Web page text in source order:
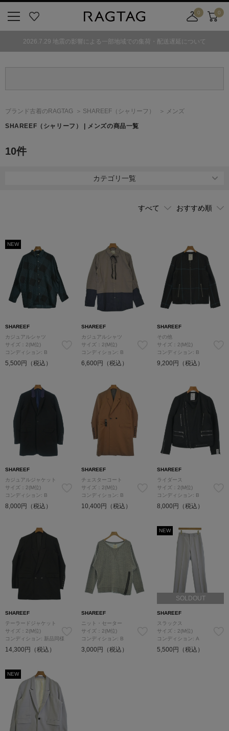
気
0
舗
カ
0
2026.7.29 地震の影響による一部地域での集荷・配送遅延について
ブランド古着のRAGTAG SHAREEF （シャリーフ） メンズ
SHAREEF （シャリーフ） | メンズの商品一覧
10件
カテゴリ一覧
NEW
SHAREEF
カジュアルシャツ
サイズ：2(M位)
コンディション: B
5,500円（税込）
SHAREEF
カジュアルシャツ
サイズ：2(M位)
コンディション: B
6,600円（税込）
SHAREEF
その他
サイズ：2(M位)
コンディション: B
9,200円（税込）
SHAREEF
カジュアルジャケット
サイズ：2(M位)
コンディション: B
8,000円（税込）
SHAREEF
チェスターコート
サイズ：2(M位)
コンディション: B
10,400円（税込）
SHAREEF
ライダース
サイズ：2(M位)
コンディション: B
8,000円（税込）
SHAREEF
テーラードジャケット
サイズ：2(M位)
コンディション: 新品同様
14,300円（税込）
SHAREEF
ニット・セーター
サイズ：2(M位)
コンディション: B
3,000円（税込）
NEW
SOLDOUT
SHAREEF
スラックス
サイズ：2(M位)
コンディション: A
5,500円（税込）
NEW